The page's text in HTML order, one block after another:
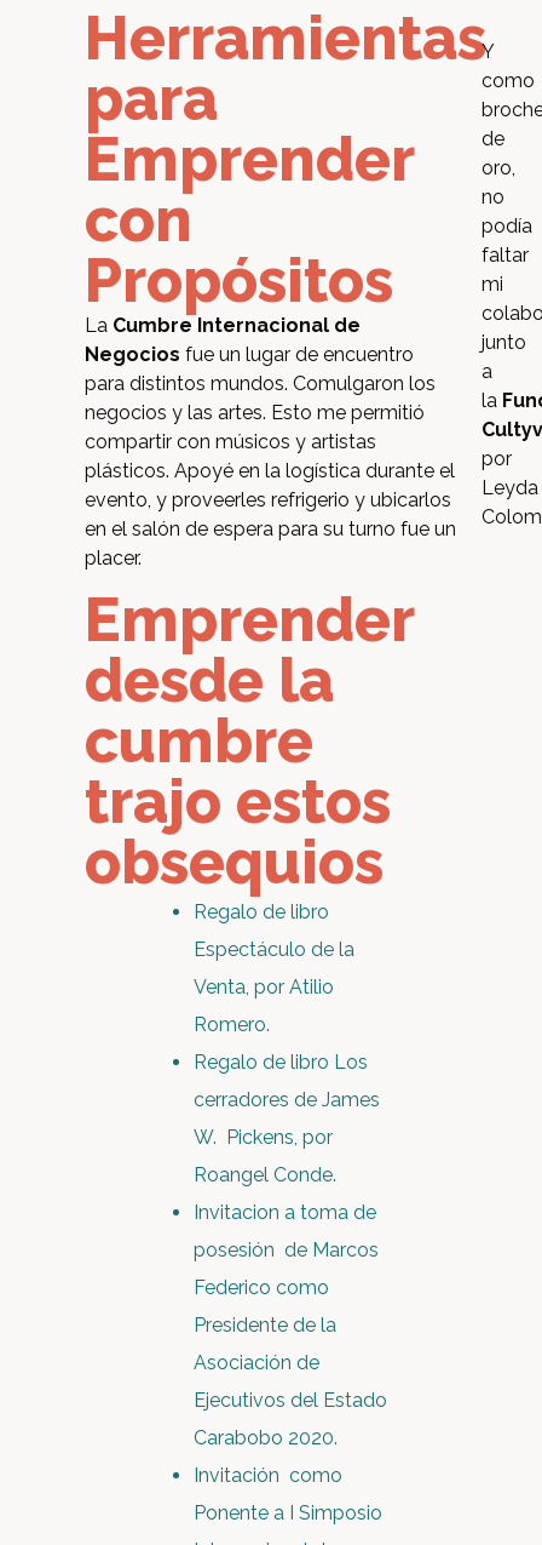
Herramientas
para
Emprender
con
Propósitos
La Cumbre Internacional de
Negocios fue un lugar de encuentro
para distintos mundos. Comulgaron los
negocios y las artes. Esto me permitió
compartir con músicos y artistas
plásticos. Apoyé en la logística durante el
evento, y proveerles refrigerio y ubicarlos
en el salón de espera para su turno fue un
placer.
Emprender
desde la
cumbre
trajo estos
obsequios
Regalo de libro
Espectáculo de la
Venta, por Atilio
Romero.
Regalo de libro Los
cerradores de James
W. Pickens, por
Roangel Conde.
Invitacion a toma de
posesión de Marcos
Federico como
Presidente de la
Asociación de
Ejecutivos del Estado
Carabobo 2020.
Invitación como
Ponente a I Simposio
Y
como
de
oro,
no
podía
faltar
mi
junto
a
la
por
Leyda